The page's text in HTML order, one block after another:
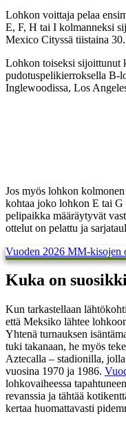
Lohkon voittaja pelaa
E, F, H tai I kolmanneksi
Mexico Cityssä tiistaina
Lohkon toiseksi sijoittunut
pudotuspelikierroksella B-
Inglewoodissa, Los
Jos myös lohkon
kohtaa joko lohkon E tai G
pelipaikka määräytyvät
ottelut on pelattu ja
Vuoden 2026 MM-kisojen
Kuka on
Kun tarkastellaan
että Meksiko lähtee
Yhtenä turnauksen
tuki takanaan, he myös
Aztecalla – stadionilla,
vuosina 1970 ja 1986.
lohkovaiheessa
revanssia ja tähtää
kertaa huomattavasti